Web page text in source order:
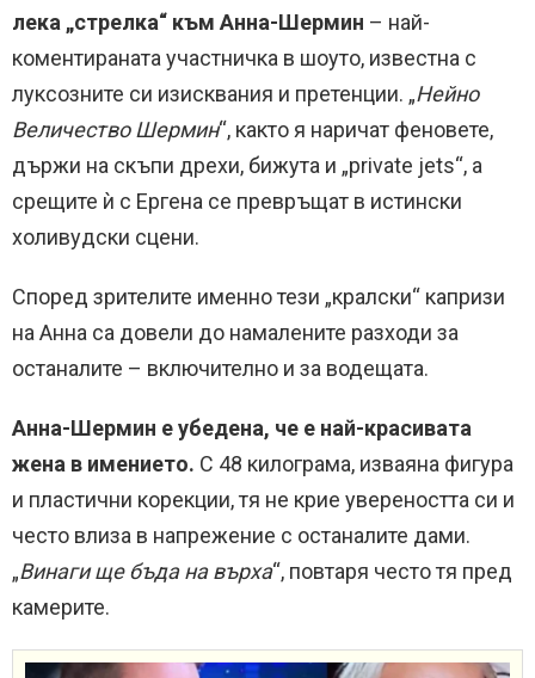
лека „стрелка“ към Анна-Шермин – най-
коментираната участничка в шоуто, известна с
луксозните си изисквания и претенции. „Нейно
Величество Шермин“, както я наричат феновете,
държи на скъпи дрехи, бижута и „private jets“, а
срещите ѝ с Ергена се превръщат в истински
холивудски сцени.
Според зрителите именно тези „кралски“ капризи
на Анна са довели до намалените разходи за
останалите – включително и за водещата.
Анна-Шермин е убедена, че е най-красивата
жена в имението. С 48 килограма, изваяна фигура
и пластични корекции, тя не крие увереността си и
често влиза в напрежение с останалите дами.
„Винаги ще бъда на върха“, повтаря често тя пред
камерите.